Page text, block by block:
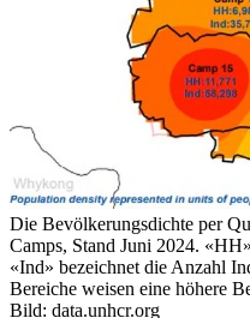
Die Bevölkerungsdichte per
Camps, Stand Juni 2024.
«Ind» bezeichnet die Anzahl
Bereiche weisen eine höhere
Bild: data.unhcr.org